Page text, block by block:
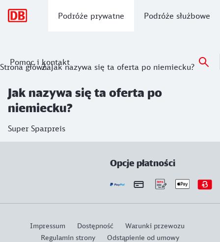
Podróże prywatne Podróże służbowe
Pomoc i kontakt
Strona głównaJak nazywa się ta oferta po niemiecku?
Jak nazywa się ta oferta po
niemiecku?
Super Sparpreis
Opcje płatności
Impressum Dostępność
Warunki przewozu
Regulamin strony
Odstąpienie od umowy